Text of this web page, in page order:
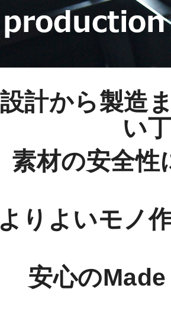
設計から製造
い
素材の安全性
よりよいモノ
安心の